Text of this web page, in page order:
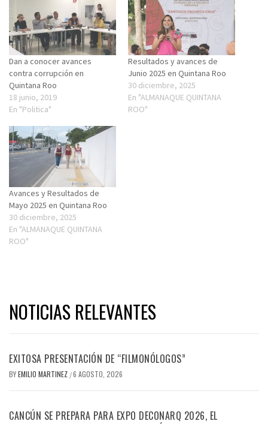
Dan a conocer avances
contra corrupción en
Quintana Roo
18 junio, 2019
En "Politica"
Resultados y avances de
Junio 2025 en Quintana Roo
30 diciembre, 2025
En "ALMANAQUE QUINTANA
ROO"
Avances y Resultados de
Mayo 2025 en Quintana Roo
30 diciembre, 2025
En "ALMANAQUE QUINTANA
ROO"
NOTICIAS RELEVANTES
EXITOSA PRESENTACIÓN DE “FILMONÓLOGOS”
BYEMILIO MARTINEZ /6 AGOSTO, 2026
CANCÚN SE PREPARA PARA EXPO DECONARQ 2026, EL